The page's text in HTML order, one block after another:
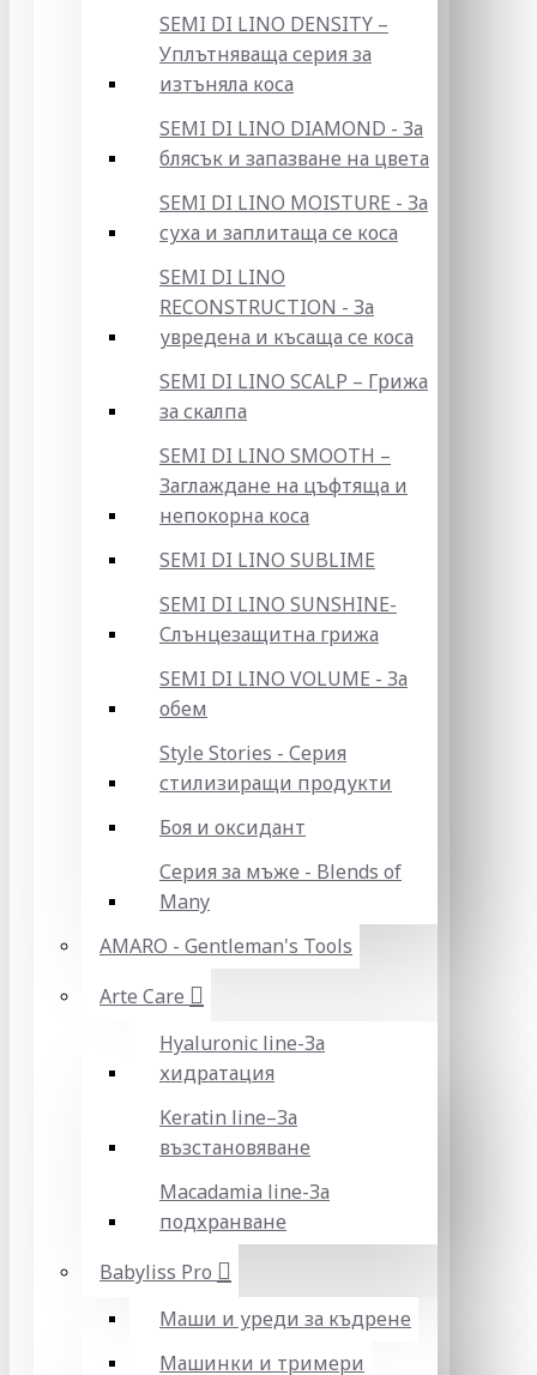
SEMI DI LINO DENSITY –
Уплътняваща серия за
изтъняла коса
SEMI DI LINO DIAMOND - За
блясък и запазване на цвета
SEMI DI LINO MOISTURE - За
суха и заплитаща се коса
SEMI DI LINO
RECONSTRUCTION - За
увредена и късаща се коса
SEMI DI LINO SCALP – Грижа
за скалпа
SEMI DI LINO SMOOTH –
Заглаждане на цъфтяща и
непокорна коса
SEMI DI LINO SUBLIME
SEMI DI LINO SUNSHINE-
Слънцезащитна грижа
SEMI DI LINO VOLUME - За
обем
Style Stories - Серия
стилизиращи продукти
Боя и оксидант
Серия за мъже - Blends of
Many
AMARO - Gentleman's Tools
Arte Care
Hyaluronic line-За
хидратация
Keratin line–За
възстановяване
Macadamia line-За
подхранване
Babyliss Pro
Маши и уреди за къдрене
Машинки и тримери